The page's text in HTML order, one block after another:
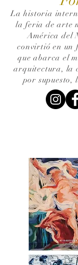
La historia
la feria de arte
América del
convirtió en un
que abarca el
arquitectura, la
por supuesto,